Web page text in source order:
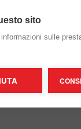
sito
sulle